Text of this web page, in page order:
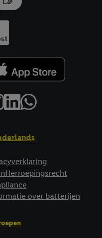
Herroepingsrecht
over batterijen